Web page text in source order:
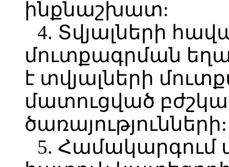
ինքնաշխատ:
4. Տվյալների
մուտքագրման
է տվյալների
մատուցված
ծառայությունների:
5. Համակարգում